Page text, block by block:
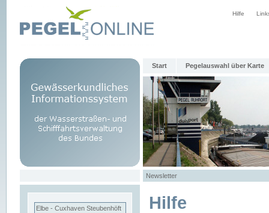
Hilfe
Start Pegelauswahl über Karte
Newsletter
Elbe - Cuxhaven Steubenhöft Hilfe